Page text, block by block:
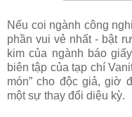
Nếu coi ngành công
phần vui vẻ nhất - bật
kim của ngành báo
biên tập của tạp chí
món” cho độc giả, giờ
một sự thay đổi diệu kỳ.